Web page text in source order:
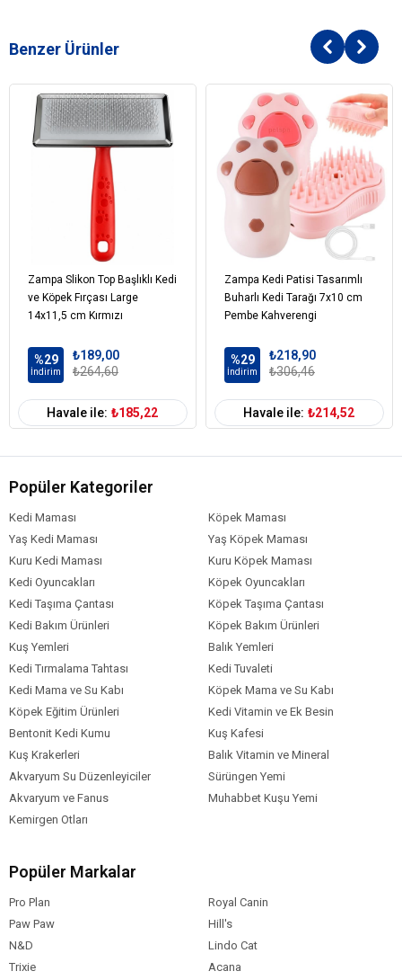
Benzer Ürünler
Zampa Slikon Top Başlıklı Kedi
ve Köpek Fırçası Large
14x11,5 cm Kırmızı
%29
İndirim
₺189,00
₺264,60
Havale ile: ₺185,22
Zampa Kedi Patisi Tasarımlı
Buharlı Kedi Tarağı 7x10 cm
Pembe Kahverengi
%29
İndirim
₺218,90
₺306,46
Havale ile: ₺214,52
Popüler Kategoriler
Kedi Maması
Köpek Maması
Yaş Kedi Maması
Yaş Köpek Maması
Kuru Kedi Maması
Kuru Köpek Maması
Kedi Oyuncakları
Köpek Oyuncakları
Kedi Taşıma Çantası
Köpek Taşıma Çantası
Kedi Bakım Ürünleri
Köpek Bakım Ürünleri
Kuş Yemleri
Balık Yemleri
Kedi Tırmalama Tahtası
Kedi Tuvaleti
Kedi Mama ve Su Kabı
Köpek Mama ve Su Kabı
Köpek Eğitim Ürünleri
Kedi Vitamin ve Ek Besin
Bentonit Kedi Kumu
Kuş Kafesi
Kuş Krakerleri
Balık Vitamin ve Mineral
Akvaryum Su Düzenleyiciler
Sürüngen Yemi
Akvaryum ve Fanus
Muhabbet Kuşu Yemi
Kemirgen Otları
Popüler Markalar
Pro Plan
Royal Canin
Paw Paw
Hill's
N&D
Lindo Cat
Trixie
Acana